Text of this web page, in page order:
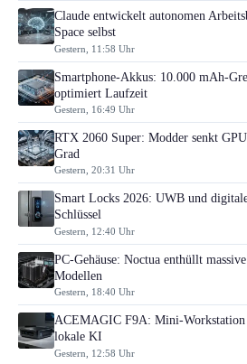
Claude entwickelt autonomen
Space selbst
Gestern, 11:58 Uhr
Smartphone-Akkus: 10.000 mAh-
optimiert Laufzeit
Gestern, 16:49 Uhr
RTX 2060 Super: Modder senkt
Grad
Gestern, 20:31 Uhr
Smart Locks 2026: UWB und
Schlüssel
Gestern, 12:40 Uhr
PC-Gehäuse: Noctua enthüllt
Modellen
Gestern, 18:40 Uhr
ACEMAGIC F9A: Mini-
lokale KI
Gestern, 12:58 Uhr